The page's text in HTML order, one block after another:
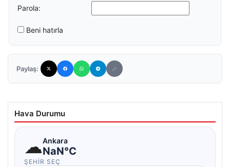
Parola:
Beni hatırla
Paylaş:
Hava Durumu
☁Ankara
NaN°C
ŞEHIR SEÇ